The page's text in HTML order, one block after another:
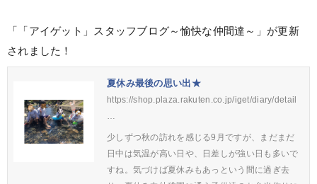
「「アイゲット」スタッフブログ～愉快な仲間達～」が更新
されました！
夏休み最後の思い出★
https://shop.plaza.rakuten.co.jp/iget/diary/detail
…
少しずつ秋の訪れを感じる9月ですが、まだまだ
日中は気温が高い日や、日差しが強い日も多いで
すね。気づけば夏休みもあっという間に過ぎ去